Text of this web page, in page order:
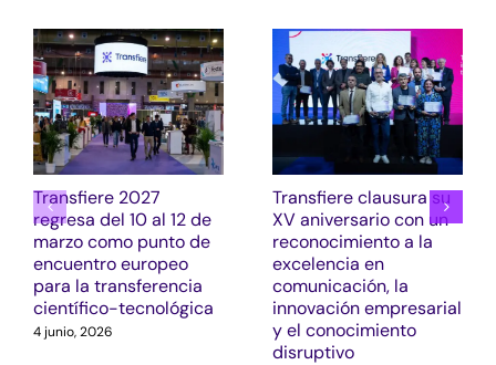
Transfiere 2027
regresa del 10 al 12 de
marzo como punto de
encuentro europeo
para la transferencia
científico-tecnológica
4 junio, 2026
Transfiere clausura su
XV aniversario con un
reconocimiento a la
excelencia en
comunicación, la
innovación empresarial
y el conocimiento
disruptivo